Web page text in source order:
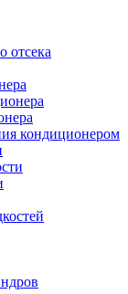
отсека
кондиционером